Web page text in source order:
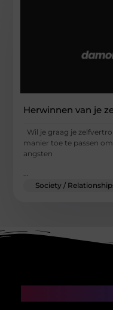
Herwinnen van je
Wil je graag je
manier toe te passen
angsten
Society /